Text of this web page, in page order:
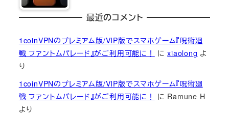
最近のコメント
1coinVPNのプレミアム版/VIP版でスマホゲーム『呪術廻
戦 ファントムパレード』がご利用可能に！
にxiaolong よ
り
1coinVPNのプレミアム版/VIP版でスマホゲーム『呪術廻
戦 ファントムパレード』がご利用可能に！
に Ramune H
より